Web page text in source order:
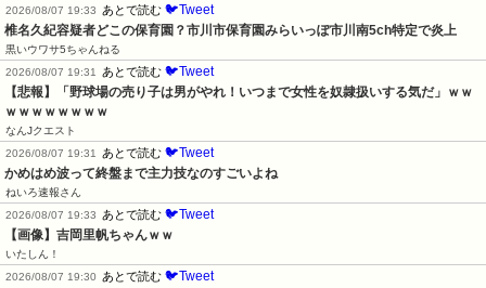
2026/08/07 19:33
あとで読む 🐦Tweet
椎名久紀容疑者どこの保育園？市川市保育園みらいっぽ市川南5ch特定で炎上
黒いウワサ5ちゃんねる
2026/08/07 19:31
あとで読む 🐦Tweet
【悲報】「野球場の売り子は男がやれ！いつまで女性を奴隷扱いする気だ」ｗｗ
ｗｗｗｗｗｗｗｗ
なんJクエスト
2026/08/07 19:31
あとで読む 🐦Tweet
かめはめ波って終盤まで主力技なのすごいよね
ねいろ速報さん
2026/08/07 19:33
あとで読む 🐦Tweet
【画像】吉岡里帆ちゃんｗｗ
いたしん！
2026/08/07 19:30
あとで読む 🐦Tweet